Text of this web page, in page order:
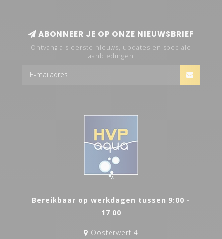
ABONNEER JE OP ONZE NIEUWSBRIEF
Ontvang als eerste nieuws, updates en speciale
aanbiedingen
Bereikbaar op werkdagen tussen 9:00 -
17:00
Oosterwerf 4